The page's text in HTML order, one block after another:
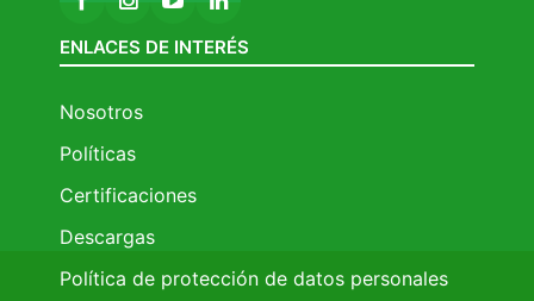
ENLACES DE INTERÉS
Nosotros
Políticas
Certificaciones
Descargas
Política de protección de datos personales